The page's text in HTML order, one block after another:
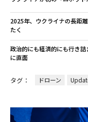
2025年、ウクライナの長距
たく
政治的にも経済的にも行き
に直面
タグ： ドローン